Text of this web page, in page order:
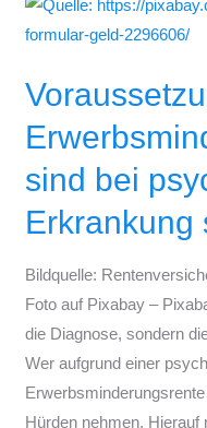
sind bei
Erkrankung
Bildquelle:
Foto auf Pixabay –
die Diagnose, sondern
Wer aufgrund einer
Hürden nehmen.
für
sind
bei
psychischen
Erkrankung
sehr
hoch